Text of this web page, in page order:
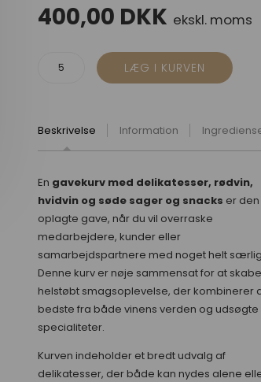
400,00 DKK ekskl. moms
Beskrivelse Information
En gavekurv med delikatesser, rødvin,
hvidvin og søde sager og snacks er den
oplagte gave, når du vil overraske
medarbejdere, kunder eller
samarbejdspartnere med noget helt
Denne kurv er nøje sammensat for at
helstøbt smagsoplevelse, der kombinerer
bedste fra både vinens verden og udsøgte
specialiteter.
Kurven indeholder et bredt udvalg af
delikatesser, der både kan nydes alene